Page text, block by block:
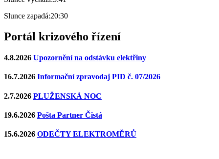
Slunce zapadá:20:30
Portál krizového řízení
4.8.2026 Upozornění na odstávku elektřiny
16.7.2026 Informační zpravodaj PID č. 07/2026
2.7.2026 PLUŽENSKÁ NOC
19.6.2026 Pošta Partner Čistá
15.6.2026 ODEČTY ELEKTROMĚRŮ